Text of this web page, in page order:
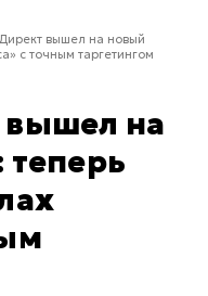
торец здания
(по Хбк)
вышел на новый
с точным таргетингом